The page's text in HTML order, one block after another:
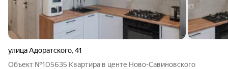
улица Адоратского,41
Объект №105635 Квартира в центе Ново-Савиновского